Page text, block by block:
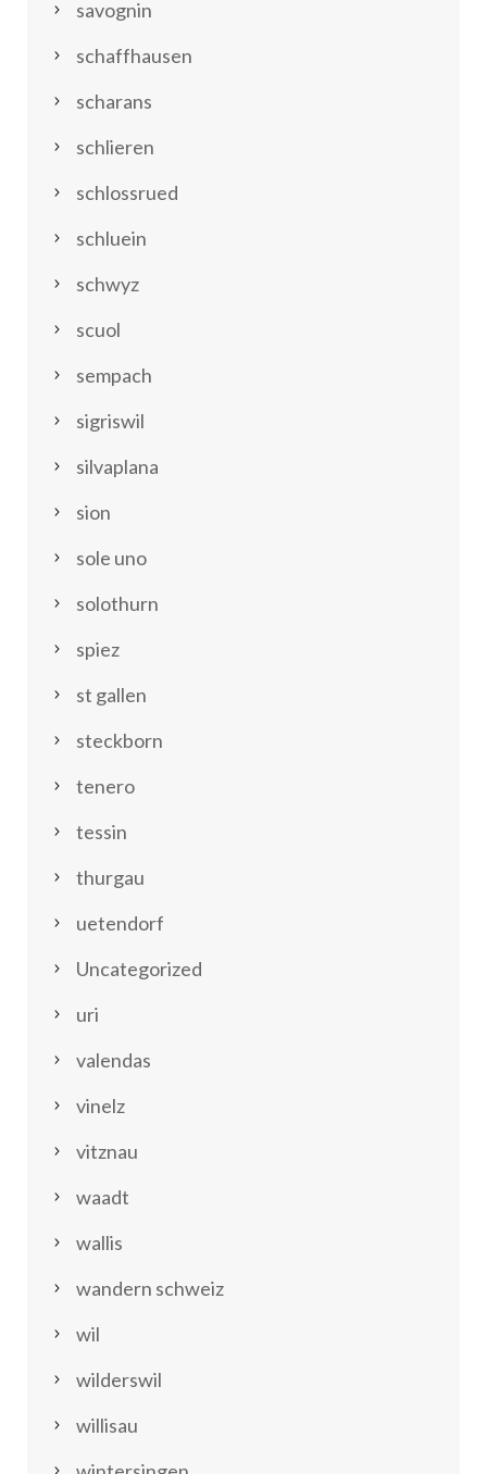
savognin
schaffhausen
scharans
schlieren
schlossrued
schluein
schwyz
scuol
sempach
sigriswil
silvaplana
sion
sole uno
solothurn
spiez
st gallen
steckborn
tenero
tessin
thurgau
uetendorf
Uncategorized
uri
valendas
vinelz
vitznau
waadt
wallis
wandern schweiz
wil
wilderswil
willisau